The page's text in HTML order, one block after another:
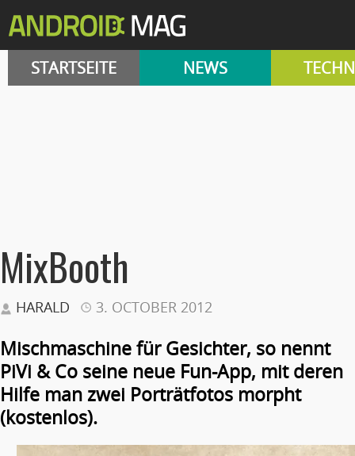
STARTSEITE NEWS
MixBooth
HARALD 3. OCTOBER 2012
Mischmaschine für Gesichter, so nennt
PiVi & Co seine neue Fun-App, mit deren
Hilfe man zwei Porträtfotos morpht
(kostenlos).